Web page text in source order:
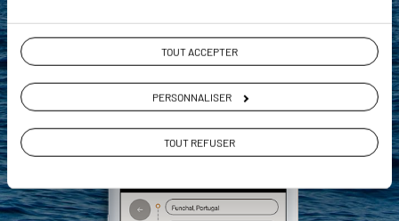
TOUT ACCEPTER
PERSONNALISER
TOUT REFUSER
vous-même
DÉCOUVRIR LUCIOLE